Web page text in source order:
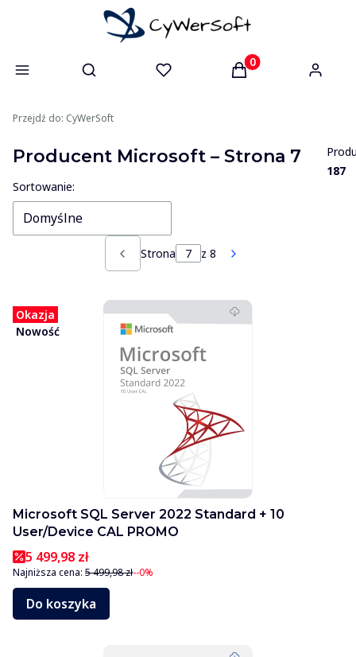
Otwórz wyszukiwarkę Produkty w
Przejdź do: CyWerSoft
Producent Microsoft – Strona 7
187
Lista produktów
Sortowanie:
Domyślne
Poprzednie produkty
Strona z 8 Następne produkty
Okazja
Nowość
Microsoft SQL Server 2022 Standard + 10
User/Device CAL PROMO
5 499,98 zł
Najniższa cena: 5 499,98 zł--0%
Do koszyka